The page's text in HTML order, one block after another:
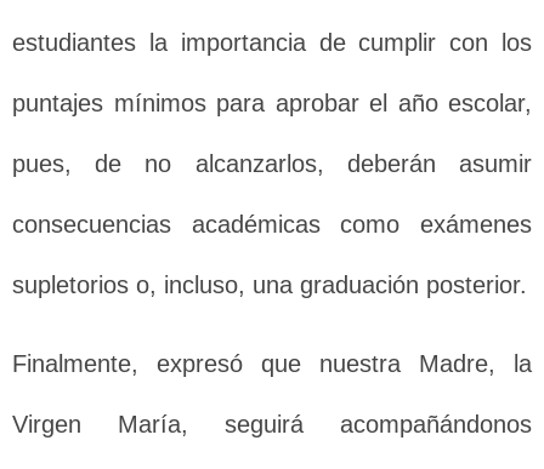
estudiantes la importancia de cumplir con los
puntajes mínimos para aprobar el año escolar,
pues, de no alcanzarlos, deberán asumir
consecuencias académicas como exámenes
supletorios o, incluso, una graduación posterior.
Finalmente, expresó que nuestra Madre, la
Virgen María, seguirá acompañándonos